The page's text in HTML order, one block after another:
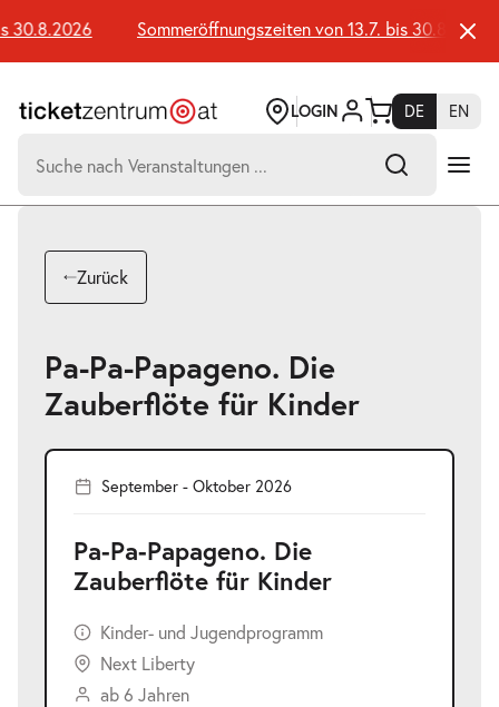
Seiteninhalt
springen
Sommeröffnungszeiten von 13.7. bis 30.8.2026
LOGIN DE
EN
nach:
Suchtreffer:
Zurück
Pa-Pa-Papageno. Die
Zauberflöte für Kinder
September - Oktober 2026
Pa-Pa-Papageno. Die
Zauberflöte für Kinder
Kinder- und Jugendprogramm
Next Liberty
ab 6 Jahren